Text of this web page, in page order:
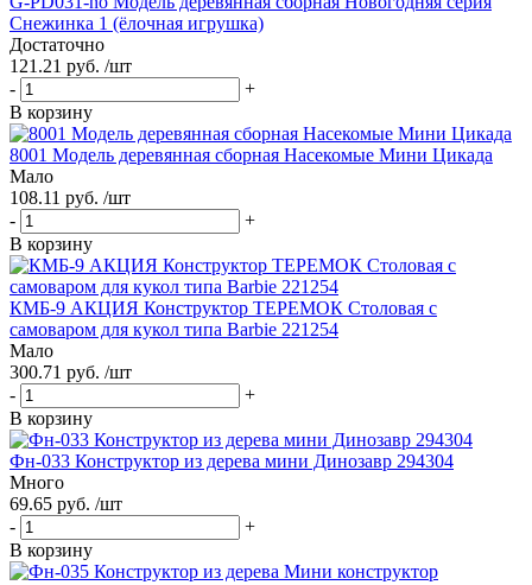
Снежинка 1 (ёлочная игрушка)
Достаточно
121.21 руб. /шт
-
+
В корзину
8001 Модель деревянная сборная Насекомые Мини Цикада
Мало
108.11 руб. /шт
-
+
В корзину
КМБ-9 АКЦИЯ Конструктор ТЕРЕМОК Столовая с
самоваром для кукол типа Barbie 221254
Мало
300.71 руб. /шт
-
+
В корзину
Фн-033 Конструктор из дерева мини Динозавр 294304
Много
69.65 руб. /шт
-
+
В корзину